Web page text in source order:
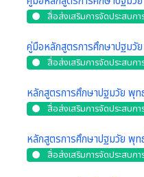
สื่อส่งเสริมการจัดประสบก
คู่มือหลักสูตรการศึกษาปฐมวั
สื่อส่งเสริมการจัดประสบก
หลักสูตรการศึกษาปฐมวัย พุ
สื่อส่งเสริมการจัดประสบก
หลักสูตรการศึกษาปฐมวัย พุ
สื่อส่งเสริมการจัดประสบก